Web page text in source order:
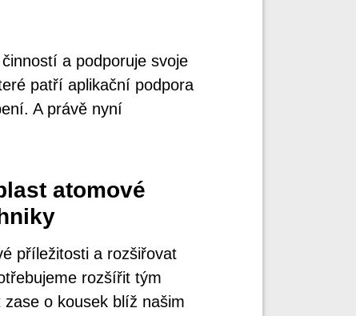
a podporuje svoje
patří aplikační podpora
A právě nyní
atomové
příležitosti a rozšiřovat
rozšířit tým
o kousek blíž našim